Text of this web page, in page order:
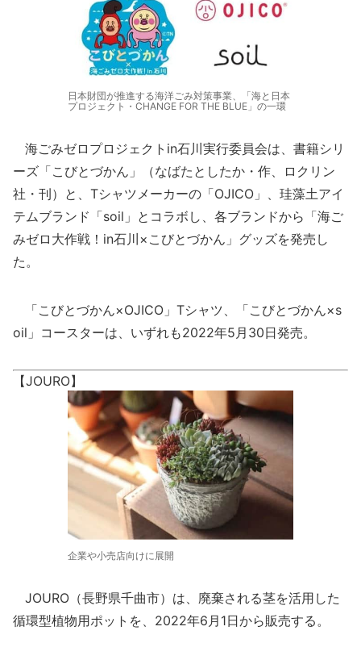
日本財団が推進する海洋ごみ対策事業、「海と日本
プロジェクト・CHANGE FOR THE BLUE」の一環
海ごみゼロプロジェクトin石川実行委員会は、書籍シリ
ーズ「こびとづかん」（なばたとしたか・作、ロクリン
社・刊）と、Tシャツメーカーの「OJICO」、珪藻土アイ
テムブランド「soil」とコラボし、各ブランドから「海ご
みゼロ大作戦！in石川×こびとづかん」グッズを発売し
た。
「こびとづかん×OJICO」Tシャツ、「こびとづかん×s
oil」コースターは、いずれも2022年5月30日発売。
【JOURO】
企業や小売店向けに展開
JOURO（長野県千曲市）は、廃棄される茎を活用した
循環型植物用ポットを、2022年6月1日から販売する。